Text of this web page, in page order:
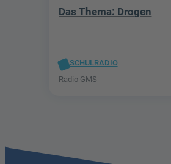
Das Thema: Drogen
SCHULRADIO
Radio GMS